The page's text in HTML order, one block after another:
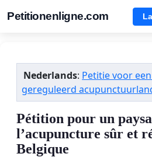
Petitionenligne.com
Nederlands: Petitie voor
gereguleerd
Pétition pour un
l’acupuncture sûr et
Belgique